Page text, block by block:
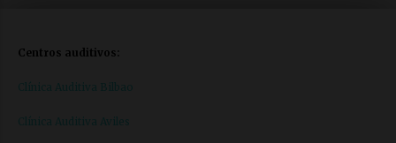
Centros auditivos:
Clínica Auditiva Bilbao
Clínica Auditiva Aviles